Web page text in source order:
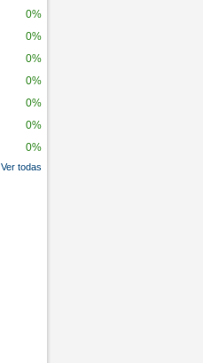
0%
0%
0%
0%
0%
0%
0%
Ver todas